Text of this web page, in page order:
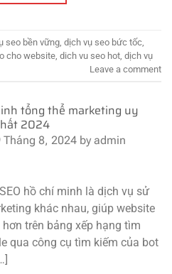
seo bền vững dịch vụ seo bức tốc
cho website dich vu seo hot dịch vụ
Leave a comment
tổng thể marketing uy
2024
Tháng 8, 2024by admin
hồ chí minh là dịch vụ sử
khác nhau, giúp website
trên bảng xếp hạng tìm
qua công cụ tìm kiếm của bot